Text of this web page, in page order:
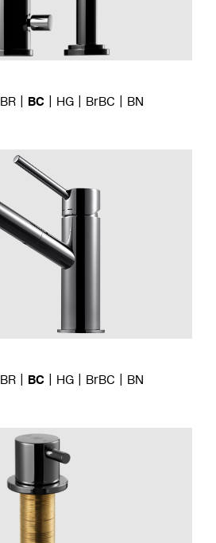
BR BC HG BrBC BN
BR BC HG BrBC BN